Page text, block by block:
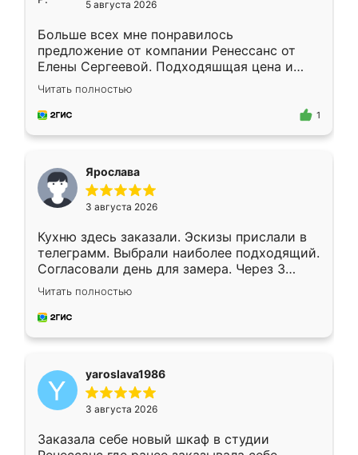
5 августа 2026
Больше всех мне понравилось
предложение от компании Ренессанс от
Елены Сергеевой. Подходяшщая цена и
короткие сроки изготовления. Приехавший
для замера сотрудник Владислав
предложил по моему эскизу самый
Читать полностью
1
Ярослава
3 августа 2026
Кухню здесь заказали. Эскизы прислали в
телеграмм. Выбрали наиболее подходящий.
Согласовали день для замера. Через 3
недели кухня была уже готова. Остались
довольны работой. Спасибо Ренессанс
мебель за качественную работу!
Читать полностью
yaroslava1986
3 августа 2026
Заказала себе новый шкаф в студии